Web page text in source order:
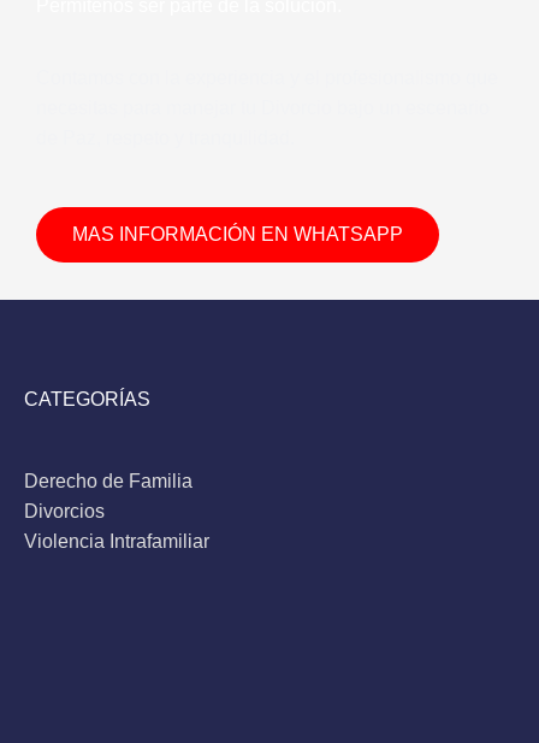
MAS INFORMACIÓN EN WHATSAPP
CATEGORÍAS
Derecho de Familia
Divorcios
Violencia Intrafamiliar